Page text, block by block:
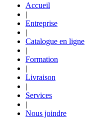
Accueil
|
Entreprise
|
Catalogue en ligne
|
Formation
|
Livraison
|
Services
|
Nous joindre